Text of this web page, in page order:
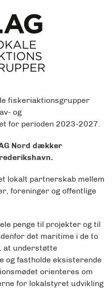
fiskeriaktionsgrupper
og
for perioden 2023-2027.
Nord dækker
lokalt partnerskab mellem
foreninger og offentlige
penge til projekter og til
det maritime i de to
at understøtte
og fastholde eksisterende
orienteres om
for lokalstyret udvikling